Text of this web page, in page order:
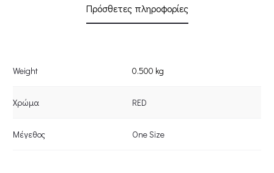
Πρόσθετες πληροφορίες
Weight 0.500 kg
Χρώμα RED
Μέγεθος One Size